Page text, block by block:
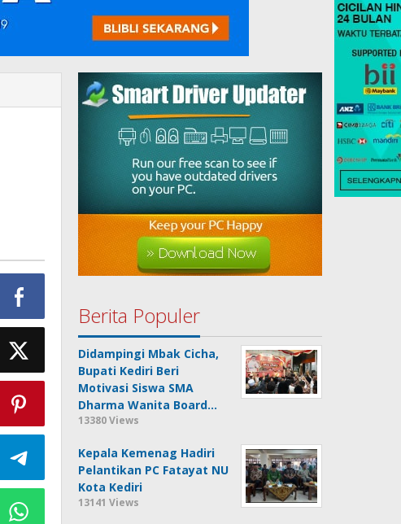
Berita Populer
Didampingi Mbak Cicha,
Bupati Kediri Beri
Motivasi Siswa SMA
Dharma Wanita Board…
13380 Views
Kepala Kemenag Hadiri
Pelantikan PC Fatayat NU
Kota Kediri
13141 Views